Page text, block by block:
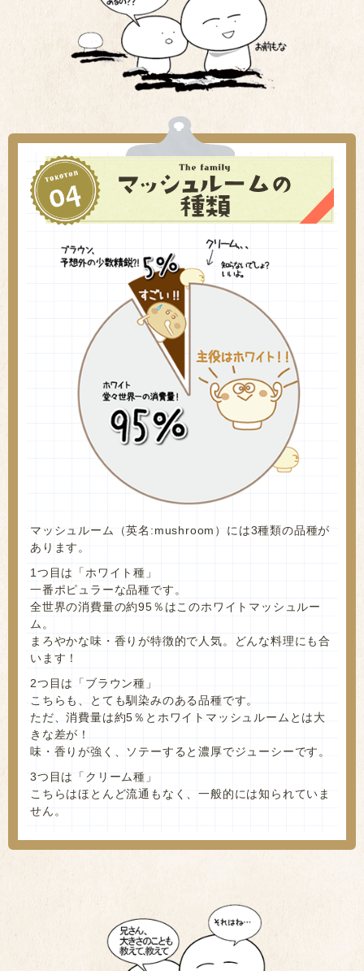
マッシュルーム（英名:mushroom）には3種類の品種が
あります。
1つ目は「ホワイト種」
一番ポピュラーな品種です。
全世界の消費量の約95％はこのホワイトマッシュルー
ム。
まろやかな味・香りが特徴的で人気。どんな料理にも合
います！
2つ目は「ブラウン種」
こちらも、とても馴染みのある品種です。
ただ、消費量は約5％とホワイトマッシュルームとは大
きな差が！
味・香りが強く、ソテーすると濃厚でジューシーです。
3つ目は「クリーム種」
こちらはほとんど流通もなく、一般的には知られていま
せん。